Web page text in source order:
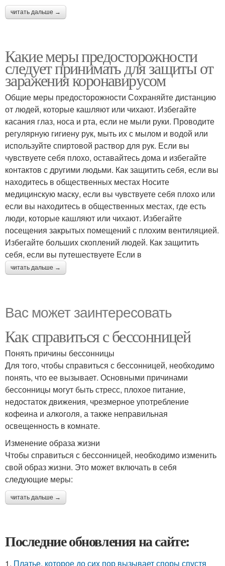
читать дальше →
Какие меры предосторожности
следует принимать для защиты от
заражения коронавирусом
Общие меры предосторожности Сохраняйте дистанцию
от людей, которые кашляют или чихают. Избегайте
касания глаз, носа и рта, если не мыли руки. Проводите
регулярную гигиену рук, мыть их с мылом и водой или
используйте спиртовой раствор для рук. Если вы
чувствуете себя плохо, оставайтесь дома и избегайте
контактов с другими людьми. Как защитить себя, если вы
находитесь в общественных местах Носите
медицинскую маску, если вы чувствуете себя плохо или
если вы находитесь в общественных местах, где есть
люди, которые кашляют или чихают. Избегайте
посещения закрытых помещений с плохим вентиляцией.
Избегайте больших скоплений людей. Как защитить
себя, если вы путешествуете Если в
читать дальше →
Вас может заинтересовать
Как справиться с бессонницей
Понять причины бессонницы
Для того, чтобы справиться с бессонницей, необходимо
понять, что ее вызывает. Основными причинами
бессонницы могут быть стресс, плохое питание,
недостаток движения, чрезмерное употребление
кофеина и алкоголя, а также неправильная
освещенность в комнате.
Изменение образа жизни
Чтобы справиться с бессонницей, необходимо изменить
свой образ жизни. Это может включать в себя
следующие меры:
читать дальше →
Последние обновления на сайте:
1. Платье, которое до сих пор вызывает споры спустя